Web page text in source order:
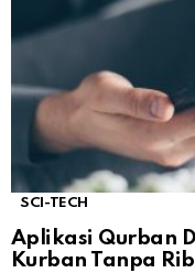
SCI-TECH
Aplikasi Qurban
Kurban Tanpa